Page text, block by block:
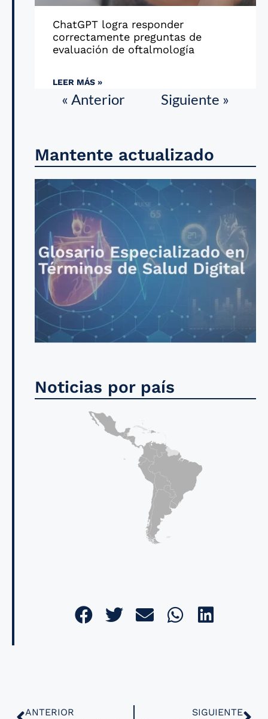
ChatGPT logra responder
correctamente preguntas de
evaluación de oftalmología
LEER MÁS »
« Anterior Siguiente »
Mantente actualizado
Noticias por país
ANTERIOR SIGUIENTE